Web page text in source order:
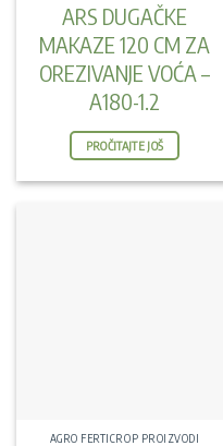
ARS DUGAČKE
MAKAZE 120 CM ZA
OREZIVANJE VOĆA –
A180-1.2
PROČITAJTE JOŠ
AGRO FERTICROP PROIZVODI